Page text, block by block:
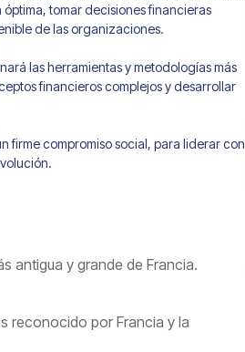
tomar decisiones financieras
de las organizaciones.
las herramientas y metodologías más
financieros complejos y desarrollar
firme compromiso social, para liderar con
antigua y grande de Francia.
reconocido por Francia y la